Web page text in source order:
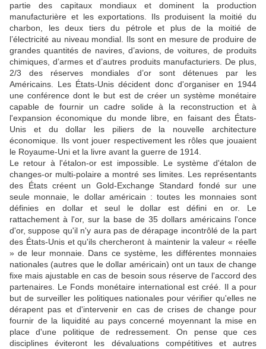
partie des capitaux mondiaux et dominent la production
manufacturière et les exportations. Ils produisent la moitié du
charbon, les deux tiers du pétrole et plus de la moitié de
l’électricité au niveau mondial. Ils sont en mesure de produire de
grandes quantités de navires, d’avions, de voitures, de produits
chimiques, d’armes et d’autres produits manufacturiers. De plus,
2/3 des réserves mondiales d’or sont détenues par les
Américains. Les États-Unis décident donc d'organiser en 1944
une conférence dont le but est de créer un système monétaire
capable de fournir un cadre solide à la reconstruction et à
l'expansion économique du monde libre, en faisant des États-
Unis et du dollar les piliers de la nouvelle architecture
économique. Ils vont jouer respectivement les rôles que jouaient
le Royaume-Uni et la livre avant la guerre de 1914.
Le retour à l'étalon-or est impossible. Le système d'étalon de
changes-or multi-polaire a montré ses limites. Les représentants
des États créent un Gold-Exchange Standard fondé sur une
seule monnaie, le dollar américain : toutes les monnaies sont
définies en dollar et seul le dollar est défini en or. Le
rattachement à l'or, sur la base de 35 dollars américains l'once
d'or, suppose qu'il n'y aura pas de dérapage incontrôlé de la part
des États-Unis et qu'ils chercheront à maintenir la valeur « réelle
» de leur monnaie. Dans ce système, les différentes monnaies
nationales (autres que le dollar américain) ont un taux de change
fixe mais ajustable en cas de besoin sous réserve de l'accord des
partenaires. Le Fonds monétaire international est créé. Il a pour
but de surveiller les politiques nationales pour vérifier qu'elles ne
dérapent pas et d'intervenir en cas de crises de change pour
fournir de la liquidité au pays concerné moyennant la mise en
place d'une politique de redressement. On pense que ces
disciplines éviteront les dévaluations compétitives et autres